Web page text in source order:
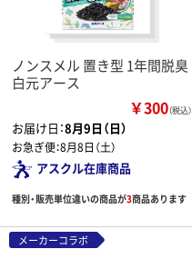
ノンスメル 置き型 1年間脱臭
白元アース
￥300（税込）
お届け日：8月9日（日）
お急ぎ便：8月8日（土）
アスクル在庫商品
種別・販売単位違いの商品が3商品あります
メーカーコラボ